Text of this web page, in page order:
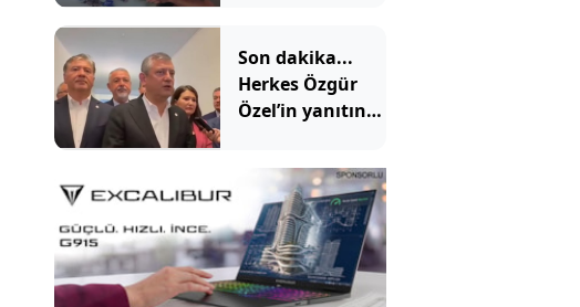
Son dakika...
Herkes Özgür
Özel’in yanıtını
İmza çabamız